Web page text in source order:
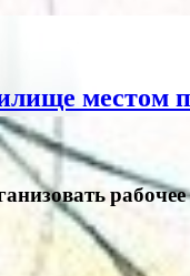
местом